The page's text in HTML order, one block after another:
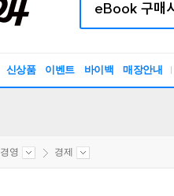
신상품 이벤트 바이백 매장안내
영 경제